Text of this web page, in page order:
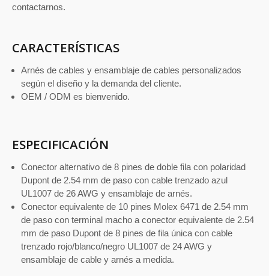
contactarnos.
CARACTERÍSTICAS
Arnés de cables y ensamblaje de cables personalizados
según el diseño y la demanda del cliente.
OEM / ODM es bienvenido.
ESPECIFICACIÓN
Conector alternativo de 8 pines de doble fila con polaridad
Dupont de 2.54 mm de paso con cable trenzado azul
UL1007 de 26 AWG y ensamblaje de arnés.
Conector equivalente de 10 pines Molex 6471 de 2.54 mm
de paso con terminal macho a conector equivalente de 2.54
mm de paso Dupont de 8 pines de fila única con cable
trenzado rojo/blanco/negro UL1007 de 24 AWG y
ensamblaje de cable y arnés a medida.